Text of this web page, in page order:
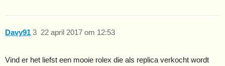
Davy91 22 april 2017 om 12:53
3
Vind er het liefst een mooie rolex die als replica verkocht wordt